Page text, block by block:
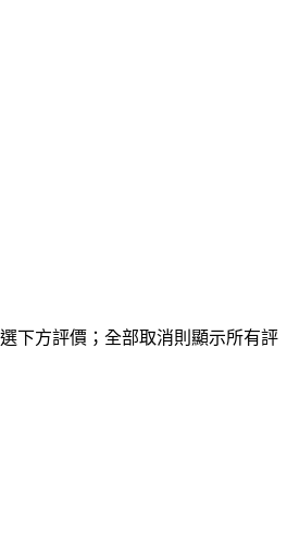
下方評價；全部取消則顯示所有評